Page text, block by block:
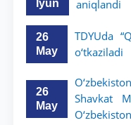
Iyun
aniqlandi
26
May
TDYUda
o‘tkaziladi
26
May
Shavkat